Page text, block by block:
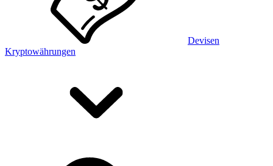
Devisen
Kryptowährungen